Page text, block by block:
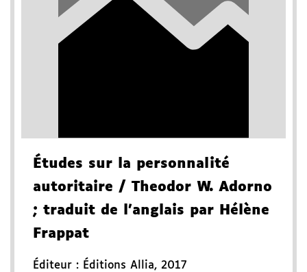
Études sur la personnalité
autoritaire / Theodor W. Adorno
; traduit de l'anglais par Hélène
Frappat
Éditeur : Éditions Allia, 2017